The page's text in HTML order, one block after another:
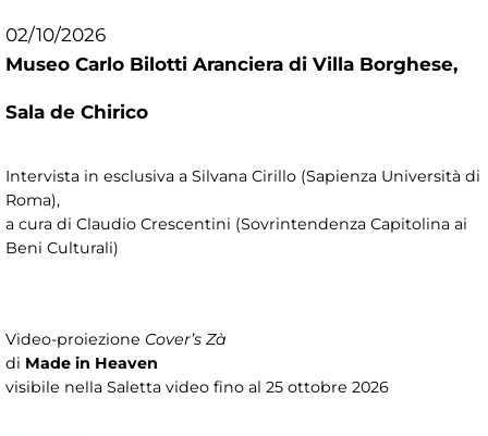
02/10/2026
Museo Carlo Bilotti Aranciera di Villa Borghese,
Sala de Chirico
Intervista in esclusiva a Silvana Cirillo (Sapienza Università di
Roma),
a cura di Claudio Crescentini (Sovrintendenza Capitolina ai
Beni Culturali)
Video-proiezione Cover’s Zà
di Made in Heaven
visibile nella Saletta video fino al 25 ottobre 2026